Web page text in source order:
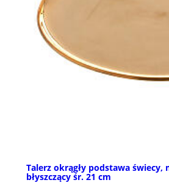
Talerz okrągły podstawa świecy,
błyszczący śr. 21 cm